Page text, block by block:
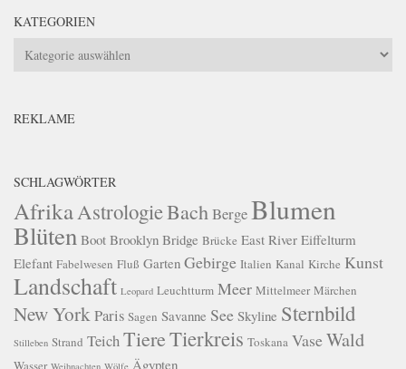
KATEGORIEN
Kategorien
REKLAME
SCHLAGWÖRTER
AfrikaAstrologieBachBergeBlumen
Blüten Boot Brooklyn Bridge Brücke East River Eiffelturm
Elefant Fabelwesen Fluß Garten Gebirge Italien Kanal Kirche Kunst
Landschaft Leopard Leuchtturm Meer Mittelmeer Märchen
New YorkParis Sagen Savanne See Skyline Sternbild
Stilleben Strand TeichTiereTierkreis Toskana VaseWald
Wasser Weihnachten Wölfe Ägypten